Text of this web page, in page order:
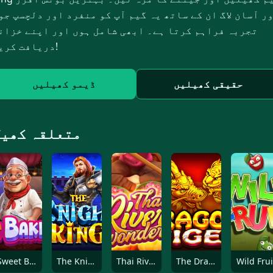
آسان لاگ ان کے ساتھ یہ گیم آپ کو منفرد اور دلچسپ
تجربہ فراہم کرتا ہے۔ ابھی شامل ہوں اور اپنے
دریافت کریں!
ڈیمو کھیلیں حقیقی کھیلیں
متعلقہ
Sweet Baklava The Knight King Thai River Wonders The Dragon Tiger Wild